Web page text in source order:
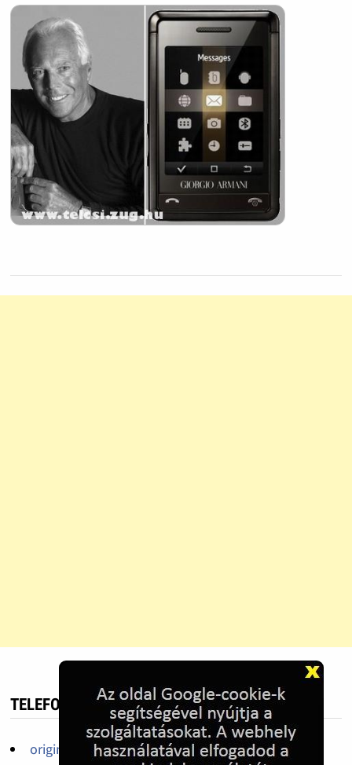
TELEFON HIRDETÉS
original iPhone 14pro,14promax,13pro factory